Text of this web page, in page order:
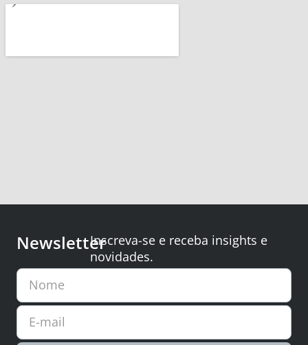
NewsletterInscreva-se e receba insights e
novidades.
Nome
E-mail